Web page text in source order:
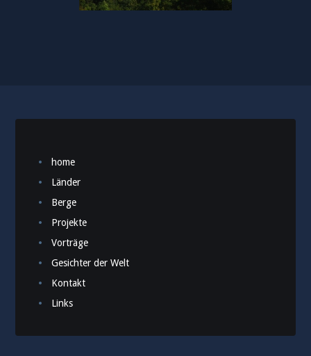
home
Länder
Berge
Projekte
Vorträge
Gesichter der Welt
Kontakt
Links